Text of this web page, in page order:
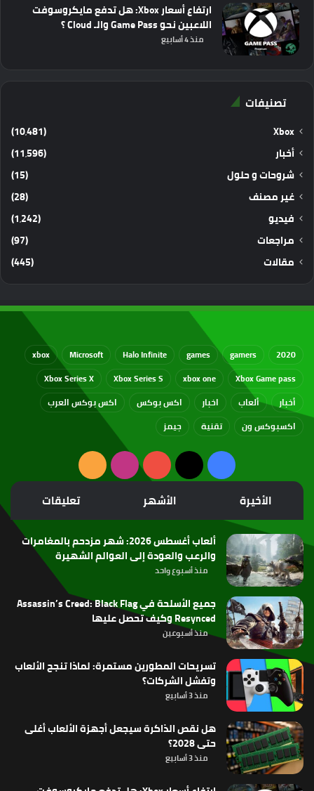
ارتفاع أسعار Xbox: هل تدفع مايكروسوفت
اللاعبين نحو Game Pass والـ Cloud ؟
منذ 4 أسابيع
تصنيفات
Xbox
(10٬481)
أخبار
(11٬596)
شروحات و حلول
(15)
غير مصنف
(28)
فيديو
(1٬242)
مراجعات
(97)
مقالات
(445)
2020
gamers
games
Halo Infinite
Microsoft
xbox
Xbox Game pass
xbox one
Xbox Series S
Xbox Series X
أخبار
ألعاب اخبار اكس بوكس
اكس بوكس العرب
اكسبوكس ون
تقنية جيمز
فيسبوك
‫X
‫YouTubeانستقرامملخص
الموقع
RSS
الأخيرة الأشهر تعليقات
ألعاب أغسطس 2026: شهر مزدحم بالمغامرات
والرعب والعودة إلى العوالم الشهيرة
منذ أسبوع واحد
جميع الأسلحة في Assassin’s Creed: Black Flag
Resynced وكيف تحصل عليها
منذ أسبوعين
تسريحات المطورين مستمرة: لماذا تنجح الألعاب
وتفشل الشركات؟
منذ 3 أسابيع
هل نقص الذاكرة سيجعل أجهزة الألعاب أغلى
حتى 2028؟
منذ 3 أسابيع